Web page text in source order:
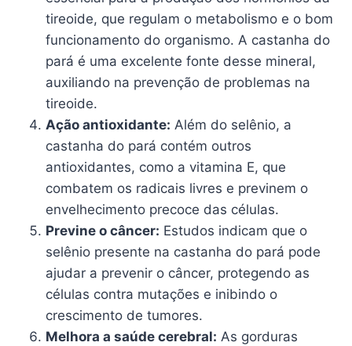
tireoide, que regulam o metabolismo e o bom
funcionamento do organismo. A castanha do
pará é uma excelente fonte desse mineral,
auxiliando na prevenção de problemas na
tireoide.
Ação antioxidante: Além do selênio, a
castanha do pará contém outros
antioxidantes, como a vitamina E, que
combatem os radicais livres e previnem o
envelhecimento precoce das células.
Previne o câncer: Estudos indicam que o
selênio presente na castanha do pará pode
ajudar a prevenir o câncer, protegendo as
células contra mutações e inibindo o
crescimento de tumores.
Melhora a saúde cerebral: As gorduras